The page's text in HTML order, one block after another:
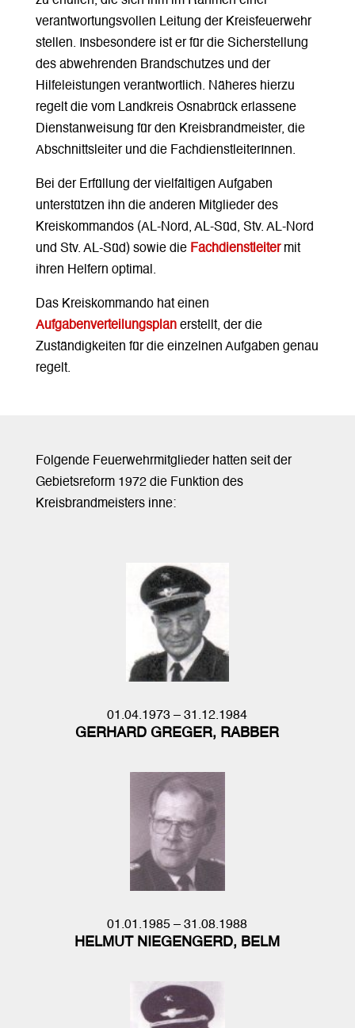
verantwortungsvollen Leitung der Kreisfeuerwehr
stellen. Insbesondere ist er für die Sicherstellung
des abwehrenden Brandschutzes und der
Hilfeleistungen verantwortlich. Näheres hierzu
regelt die vom Landkreis Osnabrück erlassene
Dienstanweisung für den Kreisbrandmeister, die
Abschnittsleiter und die FachdienstleiterInnen.
Bei der Erfüllung der vielfältigen Aufgaben
unterstützen ihn die anderen Mitglieder des
Kreiskommandos (AL-Nord, AL-Süd, Stv. AL-Nord
und Stv. AL-Süd) sowie die Fachdienstleitermit
ihren Helfern optimal.
Das Kreiskommando hat einen
Aufgabenverteilungsplanerstellt, der die
Zuständigkeiten für die einzelnen Aufgaben genau
regelt.
Folgende Feuerwehrmitglieder hatten seit der
Gebietsreform 1972 die Funktion des
Kreisbrandmeisters inne:
01.04.1973 – 31.12.1984
GERHARD GREGER, RABBER
01.01.1985 – 31.08.1988
HELMUT NIEGENGERD, BELM